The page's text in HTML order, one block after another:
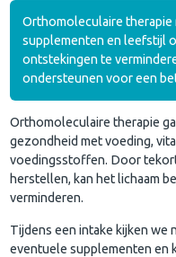
Orthomoleculaire therapie
supplementen en leefstijl
ontstekingen te
ondersteunen voor een
Orthomoleculaire therapie
gezondheid met voeding,
voedingsstoffen. Door
herstellen, kan het lichaam
verminderen.
Tijdens een intake kijken we
eventuele supplementen en